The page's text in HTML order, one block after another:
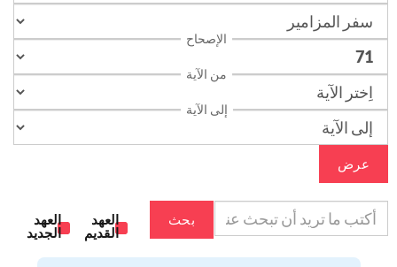
الإصحاح
من الآية
إلى الآية
عرض
بحث
العهد
القديم
العهد
الجديد